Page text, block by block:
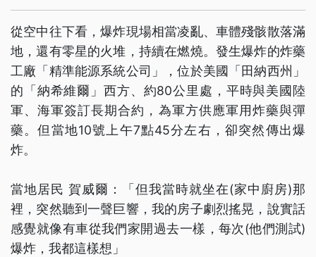
從空中往下看，爆炸現場相當凌亂、車體殘骸散落滿
地，還有零星的火堆，持續在燃燒。發生爆炸的炸藥
工廠「精準能源系統公司」，位於美國「田納西州」
的「納希維爾」西方、約80公里處，平時與美國陸
軍、海軍簽訂長期合約，為軍方供應軍用炸藥與彈
藥。但當地10號上午7點45分左右，卻突然傳出爆
炸。
當地居民 賀威爾：「但我當時就坐在(家中廚房)那
裡，突然聽到一聲巨響，我的房子劇烈搖晃，說實話
感覺就像有車從我們家開過去一樣，每次(他們測試)
爆炸，我都這樣想」